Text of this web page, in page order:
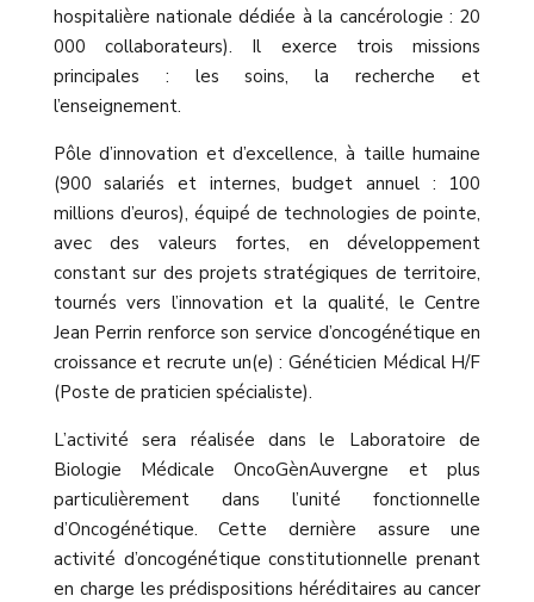
hospitalière nationale dédiée à la cancérologie : 20
000 collaborateurs). Il exerce trois missions
principales : les soins, la recherche et
l’enseignement.
Pôle d’innovation et d’excellence, à taille humaine
(900 salariés et internes, budget annuel : 100
millions d’euros), équipé de technologies de pointe,
avec des valeurs fortes, en développement
constant sur des projets stratégiques de territoire,
tournés vers l’innovation et la qualité, le Centre
Jean Perrin renforce son service d’oncogénétique en
croissance et recrute un(e) : Généticien Médical H/F
(Poste de praticien spécialiste).
L’activité sera réalisée dans le Laboratoire de
Biologie Médicale OncoGènAuvergne et plus
particulièrement dans l’unité fonctionnelle
d’Oncogénétique. Cette dernière assure une
activité d’oncogénétique constitutionnelle prenant
en charge les prédispositions héréditaires au cancer